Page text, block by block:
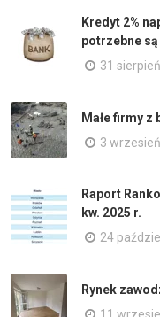
Kredyt 2%
potrzebne
31
Małe firmy
3
Raport
kw. 2025 r.
24
Rynek
11